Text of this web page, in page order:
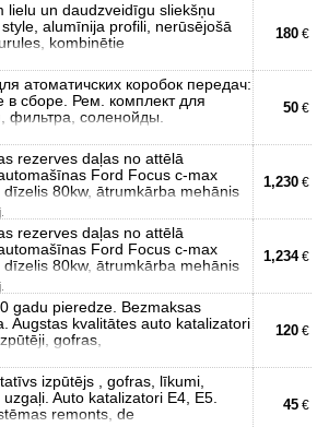
lielu un daudzveidīgu sliekšņu
alumīnija profili, nerūsējošā
kombinētie
180 €
атоматичских коробок передач:
в сборе. Рем. комплект для
фильтра, соленойды.
50 €
rezerves daļas no attēlā
Ford Focus c-max
dīzelis 80kw, ātrumkārba mehānis
1,230 €
rezerves daļas no attēlā
Ford Focus c-max
dīzelis 80kw, ātrumkārba mehānis
1,234€
gadu pieredze. Bezmaksas
Augstas kvalitātes auto katalizatori
gofras,
120 €
izpūtējs , gofras, līkumi,
Auto katalizatori E4, E5.
remonts, de
45 €